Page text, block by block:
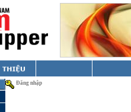
Đăng nhập